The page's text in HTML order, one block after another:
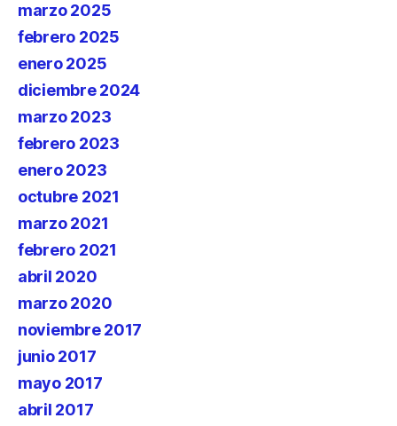
marzo 2025
febrero 2025
enero 2025
diciembre 2024
marzo 2023
febrero 2023
enero 2023
octubre 2021
marzo 2021
febrero 2021
abril 2020
marzo 2020
noviembre 2017
junio 2017
mayo 2017
abril 2017